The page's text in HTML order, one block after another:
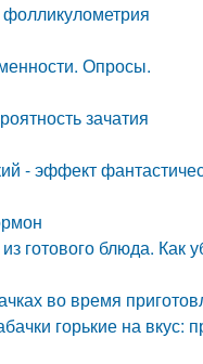
Опросы.
зачатия
- эффект
готового блюда. Как
во время
горькие на вкус: